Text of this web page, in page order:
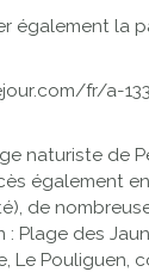
également la
fr/a-
naturiste de
également
de
: Plage des
Le Pouliguen,